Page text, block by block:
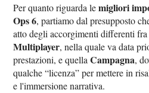
Per quanto riguarda lemigliori
Ops 6, partiamo dal presupposto
atto degli accorgimenti differenti
Multiplayer, nella quale va data
prestazioni, e quellaCampagna,
qualche “licenza” per mettere in
e l'immersione narrativa.